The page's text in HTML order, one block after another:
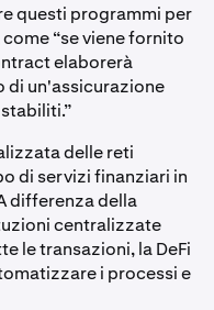
questi programmi per
“se viene fornito
elaborerà
di un'assicurazione
delle reti
di servizi finanziari in
differenza della
centralizzate
le transazioni, la DeFi
i processi e